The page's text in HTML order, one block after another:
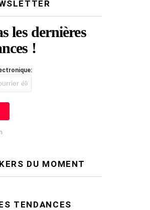
les dernières
!
DU MOMENT
TENDANCES